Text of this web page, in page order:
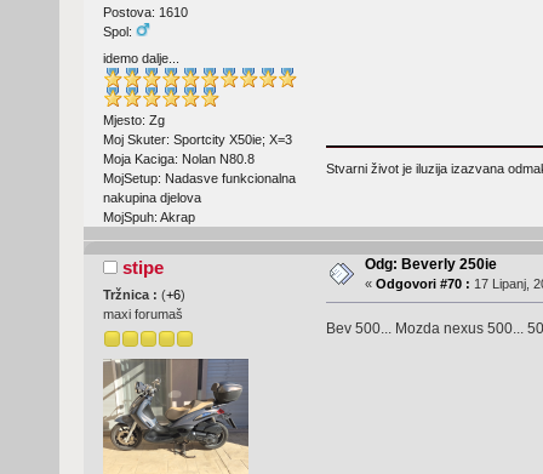
Postova: 1610
Spol:
idemo dalje...
Mjesto: Zg
Moj Skuter: Sportcity X50ie; X=3
Moja Kaciga: Nolan N80.8
MojSetup: Nadasve funkcionalna
nakupina djelova
MojSpuh: Akrap
Stvarni život je iluzija izazvana
stipe
Tržnica : (+6)
maxi forumaš
Odg: Beverly 250ie
« Odgovori #70 : 17 Lipanj,
Bev 500... Mozda nexus 500...